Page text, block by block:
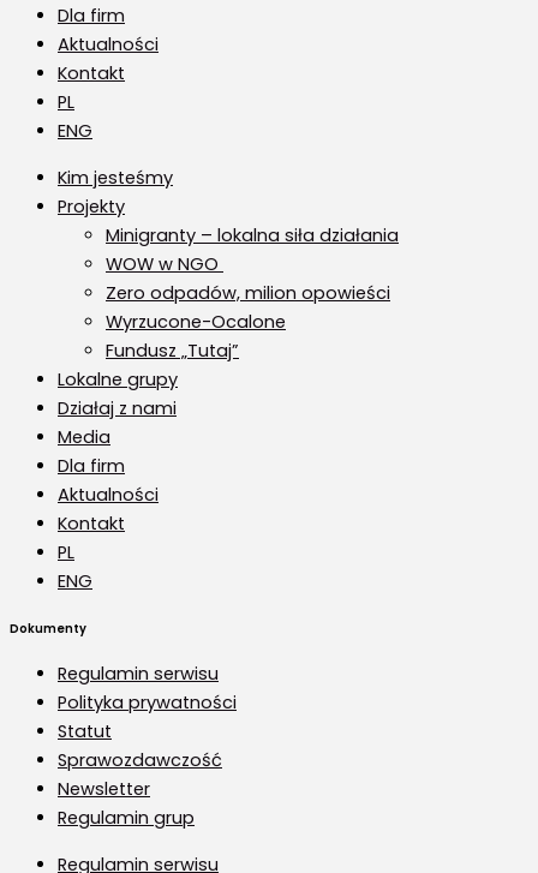
Dla firm
Aktualności
Kontakt
PL
ENG
Kim jesteśmy
Projekty
Minigranty – lokalna siła działania
WOW w NGO
Zero odpadów, milion opowieści
Wyrzucone-Ocalone
Fundusz „Tutaj”
Lokalne grupy
Działaj z nami
Media
Dla firm
Aktualności
Kontakt
PL
ENG
Dokumenty
Regulamin serwisu
Polityka prywatności
Statut
Sprawozdawczość
Newsletter
Regulamin grup
Regulamin serwisu